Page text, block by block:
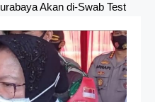
Akan di-Swab Test